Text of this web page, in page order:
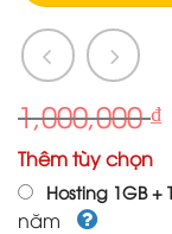
1,000,000₫
Thêm tùy chọn
Hosting 1GB +
năm